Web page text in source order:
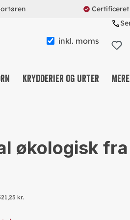
inkl. moms
Krydderier og urter Mere
OG SNACKS
SYSTEM
SØDEMIDDEL
økologisk fra
kr.